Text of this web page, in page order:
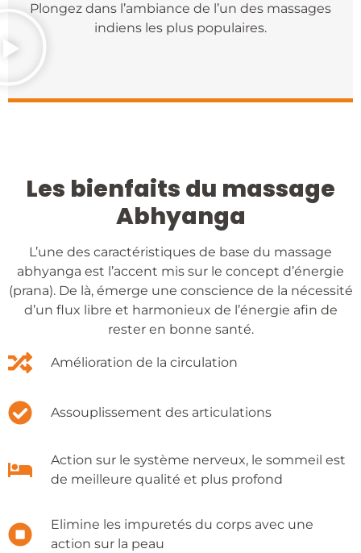
Plongez dans l’ambiance de l’un des massages
indiens les plus populaires.
Les bienfaits du massage
Abhyanga
L’une des caractéristiques de base du massage
abhyanga est l’accent mis sur le concept d’énergie
(prana). De là, émerge une conscience de la nécessité
d’un flux libre et harmonieux de l’énergie afin de
rester en bonne santé.
Amélioration de la circulation
Assouplissement des articulations
Action sur le système nerveux, le sommeil est
de meilleure qualité et plus profond
Elimine les impuretés du corps avec une
action sur la peau